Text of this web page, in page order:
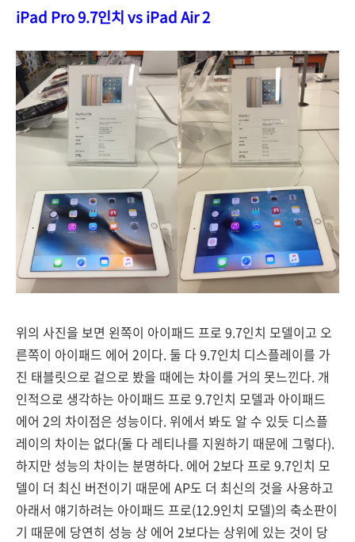
iPad Pro 9.7인치 vs iPad Air 2
위의 사진을 보면 왼쪽이 아이패드 프로 9.7인치 모델이고 오
른쪽이 아이패드 에어 2이다. 둘 다 9.7인치 디스플레이를 가
진 태블릿으로 겉으로 봤을 때에는 차이를 거의 못느낀다. 개
인적으로 생각하는 아이패드 프로 9.7인치 모델과 아이패드
에어 2의 차이점은 성능이다. 위에서 봐도 알 수 있듯 디스플
레이의 차이는 없다(둘 다 레티나를 지원하기 때문에 그렇다).
하지만 성능의 차이는 분명하다. 에어 2보다 프로 9.7인치 모
델이 더 최신 버전이기 때문에 AP도 더 최신의 것을 사용하고
아래서 얘기하려는 아이패드 프로(12.9인치 모델)의 축소판이
기 때문에 당연히 성능 상 에어 2보다는 상위에 있는 것이 당